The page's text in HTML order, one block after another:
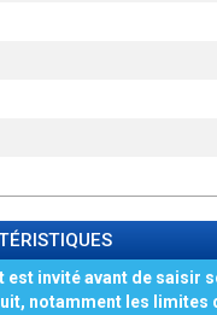
est invité avant de saisir
notamment les limites